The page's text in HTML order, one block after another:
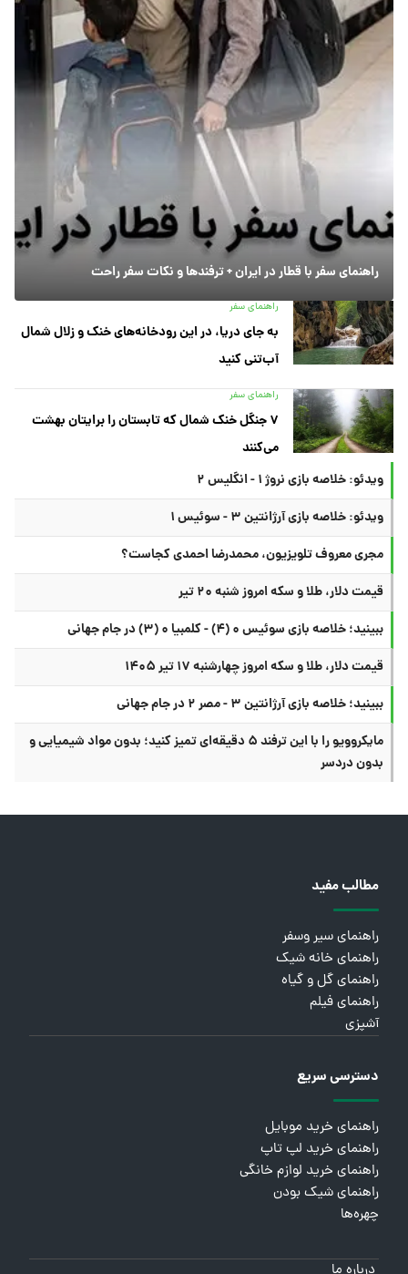
راهنمای سفر با قطار در ایران + ترفندها و نکات سفر راحت
راهنمای سفر
به جای دریا، در این رودخانه‌های خنک و زلال شمال
آب‌تنی کنید
راهنمای سفر
۷ جنگل خنک شمال که تابستان را برایتان بهشت
می‌کنند
ویدئو: خلاصه بازی نروژ ۱ - انگلیس ۲
ویدئو: خلاصه بازی آرژانتین ۳ - سوئیس ۱
مجری معروف تلویزیون، محمدرضا احمدی کجاست؟
قیمت دلار، طلا و سکه امروز شنبه ۲۰ تیر
ببینید؛ خلاصه بازی سوئیس ۰ (۴) - کلمبیا ۰ (۳) در جام جهانی
قیمت دلار، طلا و سکه امروز چهارشنبه ۱۷ تیر ۱۴۰۵
ببینید؛ خلاصه بازی آرژانتین ۳ - مصر ۲ در جام جهانی
مایکروویو را با این ترفند ۵ دقیقه‌ای تمیز کنید؛ بدون مواد شیمیایی و
بدون دردسر
مطالب مفید
راهنمای سیر وسفر
راهنمای خانه شیک
راهنمای گل و گیاه
راهنمای فیلم
آشپزی
دسترسی سریع
راهنمای خرید موبایل
راهنمای خرید لپ تاپ
راهنمای خرید لوازم خانگی
راهنمای شیک بودن
چهره‌ها